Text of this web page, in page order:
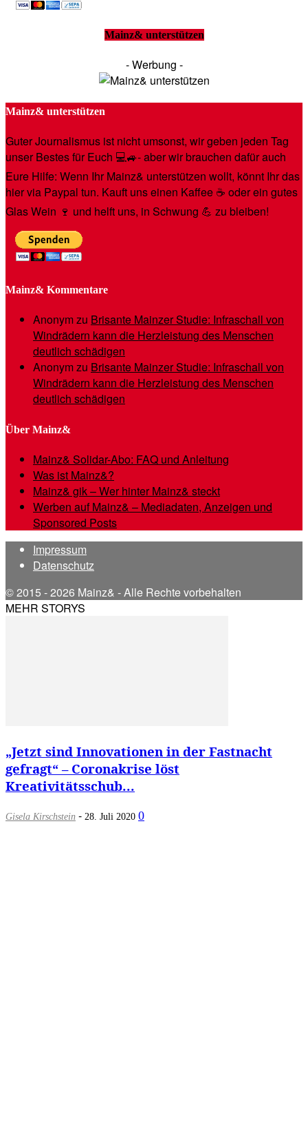
Mainz& unterstützen
- Werbung -
Mainz& unterstützen
Guter Journalismus ist nicht umsonst, wir geben jeden Tag
unser Bestes für Euch 💻🚙- aber wir brauchen dafür auch
Eure Hilfe: Wenn Ihr Mainz& unterstützen wollt, könnt Ihr das
hier via Paypal tun. Kauft uns einen Kaffee ☕️ oder ein gutes
Glas Wein 🍷 und helft uns, in Schwung 💪 zu bleiben!
Mainz& Kommentare
Anonymzu Brisante Mainzer Studie: Infraschall von
Windrädern kann die Herzleistung des Menschen
deutlich schädigen
Anonymzu Brisante Mainzer Studie: Infraschall von
Windrädern kann die Herzleistung des Menschen
deutlich schädigen
Über Mainz&
Mainz& Solidar-Abo: FAQ und Anleitung
Was ist Mainz&?
Mainz& gik – Wer hinter Mainz& steckt
Werben auf Mainz& – Mediadaten, Anzeigen und
Sponsored Posts
Impressum
Datenschutz
© 2015 - 2026 Mainz& - Alle Rechte vorbehalten
MEHR STORYS
„Jetzt sind Innovationen in der Fastnacht
gefragt“ – Coronakrise löst
Kreativitätsschub...
Gisela Kirschstein - 28. Juli 2020 0